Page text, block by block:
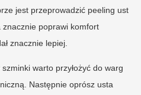
jest przeprowadzić peeling ust
poprawi komfort
znacznie lepiej.
warto przyłożyć do warg
Następnie oprósz usta